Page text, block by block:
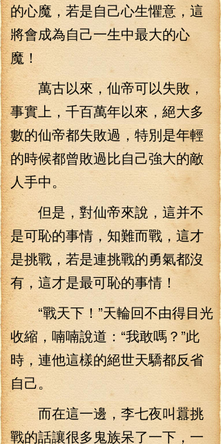
的心魔，若是自己心生懼意，這
將會成為自己一生中最大的心
魔！
萬古以來，仙帝可以失敗，
事實上，千百萬年以來，絕大多
數的仙帝都失敗過，特別是年輕
的時候都曾敗過比自己強大的敵
人手中。
但是，對仙帝來說，這并不
是可恥的事情，知難而戰，這才
是挑戰，若是連挑戰的勇氣都沒
有，這才是最可恥的事情！
“戰天下！”天輪回不由得目光
收縮，喃喃說道：“我敢嗎？”此
時，連他這樣的絕世天驕都反省
自己。
而在這一邊，李七夜叫囂挑
戰的話讓很多鬼族呆了一下，一